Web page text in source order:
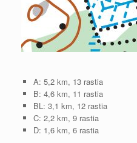
A: 5,2 km, 13 rastia
B: 4,6 km, 11 rastia
BL: 3,1 km, 12 rastia
C: 2,2 km, 9 rastia
D: 1,6 km, 6 rastia